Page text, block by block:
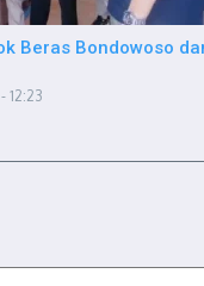
Beras Bondowoso
12:23